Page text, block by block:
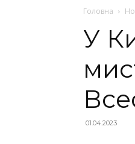
Головна
У
01.04.2023